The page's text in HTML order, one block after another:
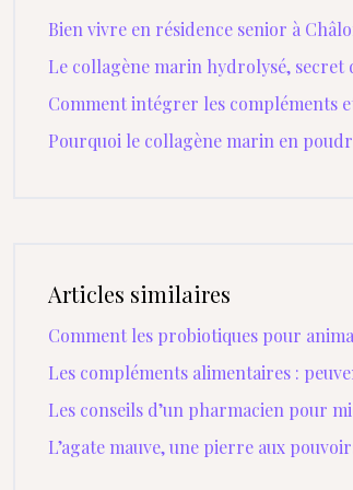
Bien vivre en résidence senior à
Le collagène marin hydrolysé, secret
Comment intégrer les compléments
Pourquoi le collagène marin en
Articles similaires
Comment les probiotiques pour
Les compléments alimentaires :
Les conseils d’un pharmacien pour
L’agate mauve, une pierre aux